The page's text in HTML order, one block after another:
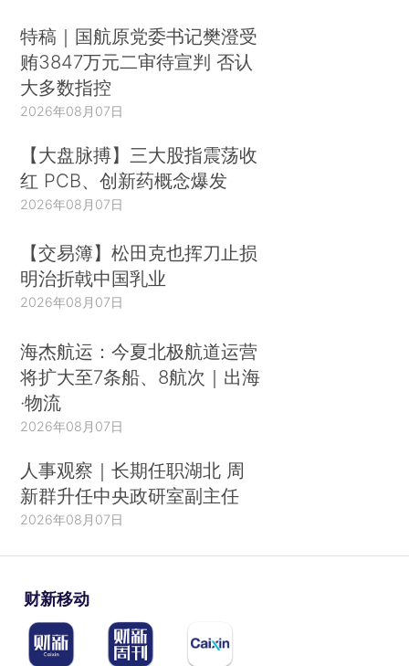
特稿｜国航原党委书记樊澄受
贿3847万元二审待宣判 否认
大多数指控
2026年08月07日
【大盘脉搏】三大股指震荡收
红 PCB、创新药概念爆发
2026年08月07日
【交易簿】松田克也挥刀止损
明治折戟中国乳业
2026年08月07日
海杰航运：今夏北极航道运营
将扩大至7条船、8航次｜出海
·物流
2026年08月07日
人事观察｜长期任职湖北 周
新群升任中央政研室副主任
2026年08月07日
财新移动